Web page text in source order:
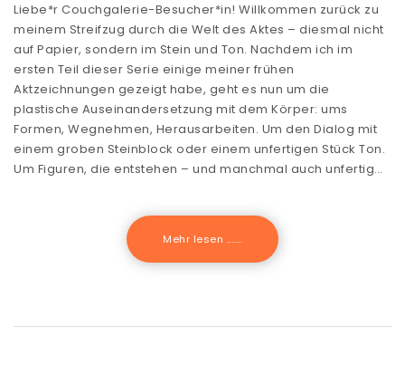
Liebe*r Couchgalerie-Besucher*in! Willkommen zurück zu
meinem Streifzug durch die Welt des Aktes – diesmal nicht
auf Papier, sondern im Stein und Ton. Nachdem ich im
ersten Teil dieser Serie einige meiner frühen
Aktzeichnungen gezeigt habe, geht es nun um die
plastische Auseinandersetzung mit dem Körper: ums
Formen, Wegnehmen, Herausarbeiten. Um den Dialog mit
einem groben Steinblock oder einem unfertigen Stück Ton.
Um Figuren, die entstehen – und manchmal auch unfertig…
Mehr lesen .......